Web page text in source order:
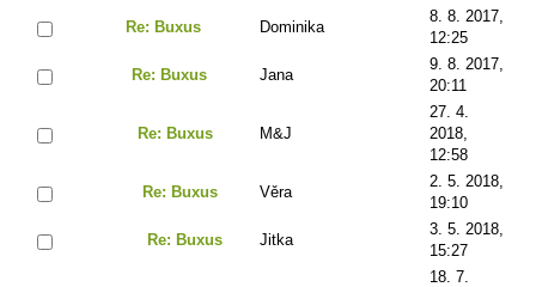
Re: Buxus Dominika
8. 8. 2017,
12:25
Re: Buxus Jana
9. 8. 2017,
20:11
Re: Buxus M&J
27. 4.
2018,
12:58
Re: Buxus Věra
2. 5. 2018,
19:10
Re: Buxus Jitka
3. 5. 2018,
15:27
18. 7.